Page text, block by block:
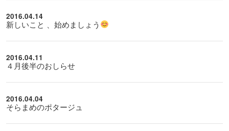
2016.04.14
新しいこと 、始めましょう
2016.04.11
４月後半のおしらせ
2016.04.04
そらまめのポタージュ